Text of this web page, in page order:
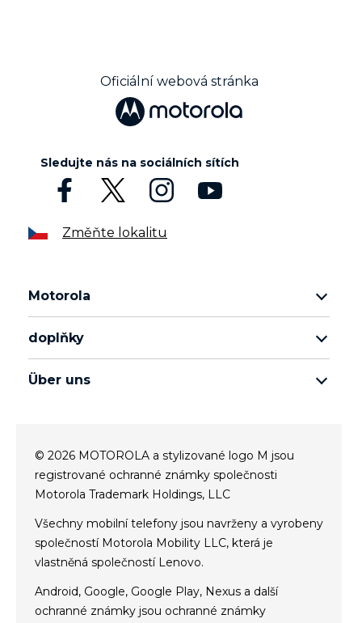
Oficiální webová stránka
Sledujte nás na sociálních sítích
Změňte lokalitu
Motorola
rada moto g
doplňky
veškeré příslušenství
Über uns
conditions of sale
podmínky užívání webových stránek
Website Privacy
inovace
Cookies
Product Privacy
© 2026 MOTOROLA a stylizované logo M jsou
registrované ochranné známky společnosti
Motorola Trademark Holdings, LLC
Všechny mobilní telefony jsou navrženy a vyrobeny
společností Motorola Mobility LLC, která je
vlastněná společností Lenovo.
Android, Google, Google Play, Nexus a další
ochranné známky jsou ochranné známky